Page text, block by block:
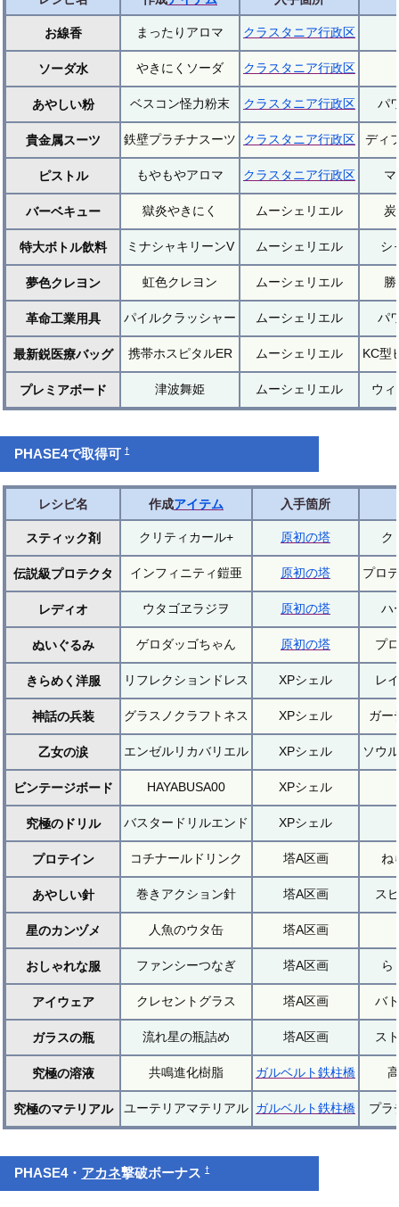
お線香 まったりアロマ クラスタニア行政区
ソーダ水 やきにくソーダ クラスタニア行政区
あやしい粉 ベスコン怪力粉末 クラスタニア行政区 パ
貴金属スーツ 鉄壁プラチナスーツ クラスタニア行政区 ディ
ピストル もやもやアロマ クラスタニア行政区
バーベキュー 獄炎やきにく ムーシェリエル
特大ボトル飲料 ミナシャキリーンV ムーシェリエル シ
夢色クレヨン 虹色クレヨン ムーシェリエル
革命工業用具 パイルクラッシャー ムーシェリエル パ
最新鋭医療バッグ 携帯ホスピタルER ムーシェリエル KC型
プレミアボード 津波舞姫 ムーシェリエル ウ
PHASE4で取得可†
レシピ名 作成アイテム 入手箇所
スティック剤 クリティカール+ 原初の塔 ク
伝説級プロテクタ インフィニティ鎧亜 原初の塔 プロ
レディオ ウタゴヱラジヲ 原初の塔 ハ
ぬいぐるみ ゲロダッゴちゃん 原初の塔 プ
きらめく洋服 リフレクションドレス XPシェル レ
神話の兵装 グラスノクラフトネス XPシェル ガー
乙女の涙 エンゼルリカバリエル XPシェル ソウ
ビンテージボード HAYABUSA00 XPシェル
究極のドリル バスタードリルエンド XPシェル
プロテイン コチナールドリンク 塔A区画 ね
あやしい針 巻きアクション針 塔A区画 ス
星のカンヅメ 人魚のウタ缶 塔A区画
おしゃれな服 ファンシーつなぎ 塔A区画 ら
アイウェア クレセントグラス 塔A区画 バ
ガラスの瓶 流れ星の瓶詰め 塔A区画 ス
究極の溶液 共鳴進化樹脂 ガルベルト鉄柱橋
究極のマテリアル ユーテリアマテリアル ガルベルト鉄柱橋 プラ
PHASE4・ アカネ撃破ボーナス†